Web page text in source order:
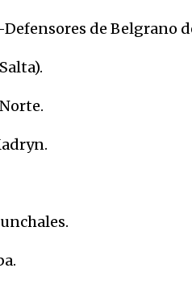
de Belgrano